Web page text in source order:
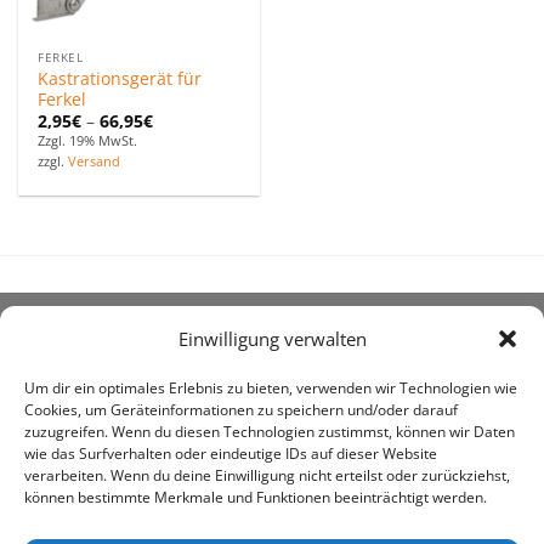
Einwilligung verwalten
Um dir ein optimales Erlebnis zu bieten, verwenden wir Technologien wie
Cookies, um Geräteinformationen zu speichern und/oder darauf
zuzugreifen. Wenn du diesen Technologien zustimmst, können wir Daten
wie das Surfverhalten oder eindeutige IDs auf dieser Website
verarbeiten. Wenn du deine Einwilligung nicht erteilst oder zurückziehst,
können bestimmte Merkmale und Funktionen beeinträchtigt werden.
FERKEL
Kastrationsgerät für
Ferkel
2,95€ –66,95€
Zzgl. 19% MwSt.
zzgl.Versand